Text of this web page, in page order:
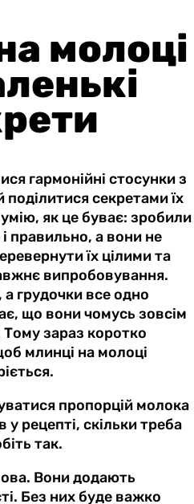
молоці
гармонійні стосунки з
секретами їх
як це буває: зробили
правильно, а вони не
їх цілими та
випробовування.
грудочки все одно
що вони чомусь зовсім
Тому зараз коротко
млинці на молоці
пропорцій молока
рецепті, скільки треба
так.
Вони додають
Без них буде важко